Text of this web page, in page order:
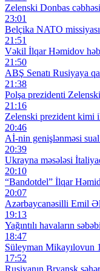
Zelenski Donbas
23:01
Belçika NATO
21:51
Vəkil İlqar Həmidov
21:50
ABŞ Senatı Rusiyaya
21:38
Polşa prezidenti
21:16
Zelenski prezident kimi
20:46
Aİ-nin genişlənməsi sual
20:39
Ukrayna məsələsi
20:10
“Bandotdel” İlqar
20:07
Azərbaycanəsilli Emil
19:13
Yağıntılı havaların
18:47
Süleyman Mikayılovun
17:52